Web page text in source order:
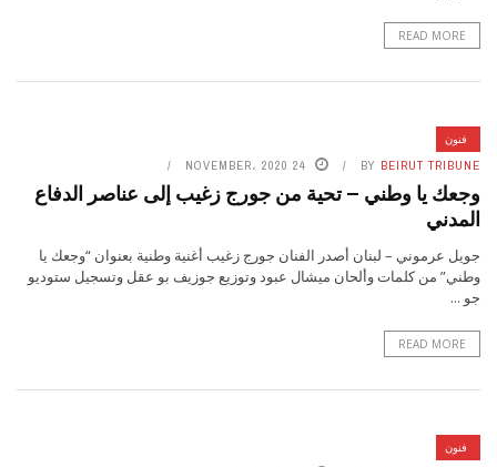
READ MORE
فنون
BY BEIRUT TRIBUNE 24 NOVEMBER، 2020
وجعك يا وطني – تحية من جورج زغيب إلى عناصر الدفاع
المدني
جويل عرموني – لبنان أصدر الفنان جورج زغيب أغنية وطنية بعنوان “وجعك يا
وطني” من كلمات وألحان ميشال عبود وتوزيع جوزيف بو عقل وتسجيل ستوديو
جو ...
READ MORE
فنون